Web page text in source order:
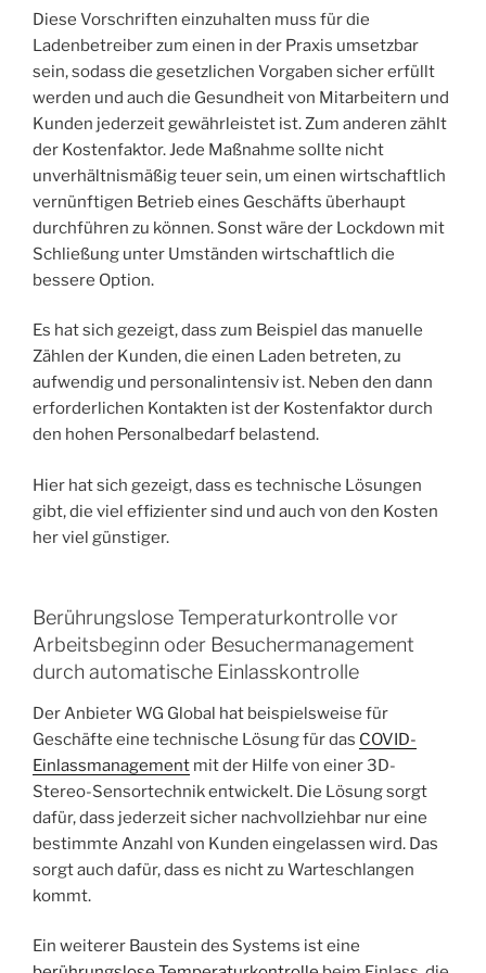
Diese Vorschriften einzuhalten muss für die
Ladenbetreiber zum einen in der Praxis umsetzbar
sein, sodass die gesetzlichen Vorgaben sicher erfüllt
werden und auch die Gesundheit von Mitarbeitern und
Kunden jederzeit gewährleistet ist. Zum anderen zählt
der Kostenfaktor. Jede Maßnahme sollte nicht
unverhältnismäßig teuer sein, um einen wirtschaftlich
vernünftigen Betrieb eines Geschäfts überhaupt
durchführen zu können. Sonst wäre der Lockdown mit
Schließung unter Umständen wirtschaftlich die
bessere Option.
Es hat sich gezeigt, dass zum Beispiel das manuelle
Zählen der Kunden, die einen Laden betreten, zu
aufwendig und personalintensiv ist. Neben den dann
erforderlichen Kontakten ist der Kostenfaktor durch
den hohen Personalbedarf belastend.
Hier hat sich gezeigt, dass es technische Lösungen
gibt, die viel effizienter sind und auch von den Kosten
her viel günstiger.
Berührungslose Temperaturkontrolle vor
Arbeitsbeginn oder Besuchermanagement
durch automatische Einlasskontrolle
Der Anbieter WG Global hat beispielsweise für
Geschäfte eine technische Lösung für das COVID-
Einlassmanagement mit der Hilfe von einer 3D-
Stereo-Sensortechnik entwickelt. Die Lösung sorgt
dafür, dass jederzeit sicher nachvollziehbar nur eine
bestimmte Anzahl von Kunden eingelassen wird. Das
sorgt auch dafür, dass es nicht zu Warteschlangen
kommt.
Ein weiterer Baustein des Systems ist eine